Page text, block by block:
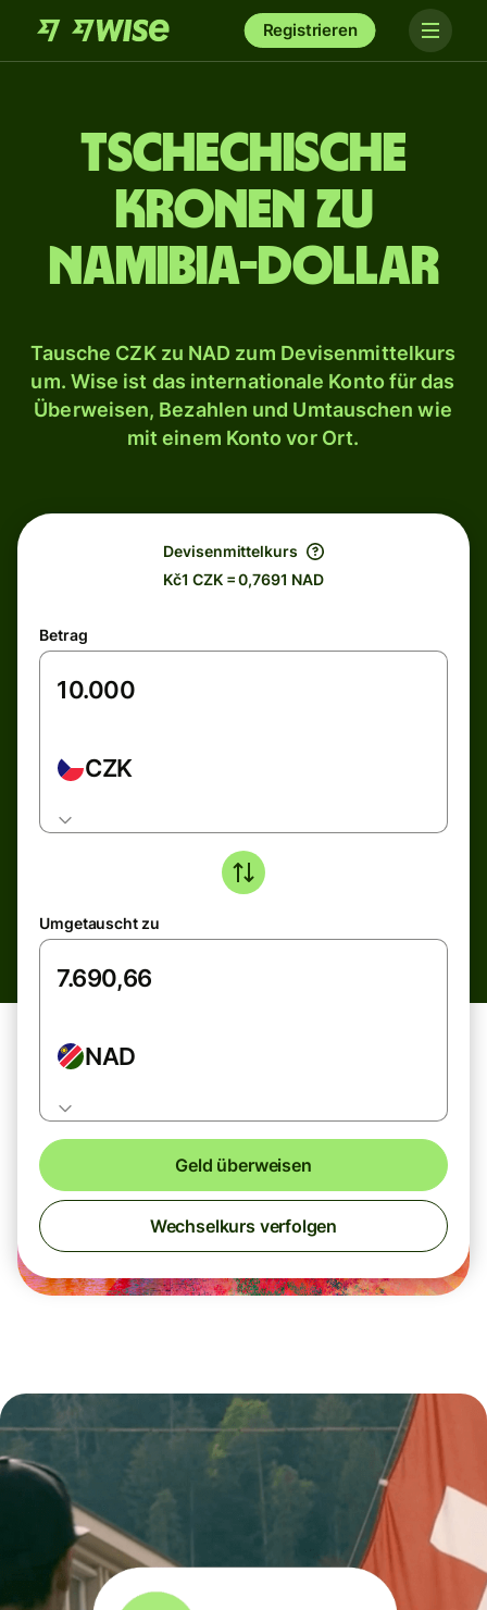
Registrieren
Tschechische
Kronen zu
Namibia-Dollar
Tausche CZK zu NAD zum Devisenmittelkurs
um. Wise ist das internationale Konto für das
Überweisen, Bezahlen und Umtauschen wie
mit einem Konto vor Ort.
Devisenmittelkurs
Kč1 CZK = 0,7691 NAD
Betrag
CZK
Umgetauscht zu
NAD
Geld überweisen
Wechselkurs verfolgen